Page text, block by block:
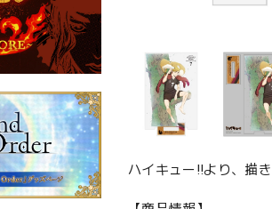
ハイキュー!!より、描